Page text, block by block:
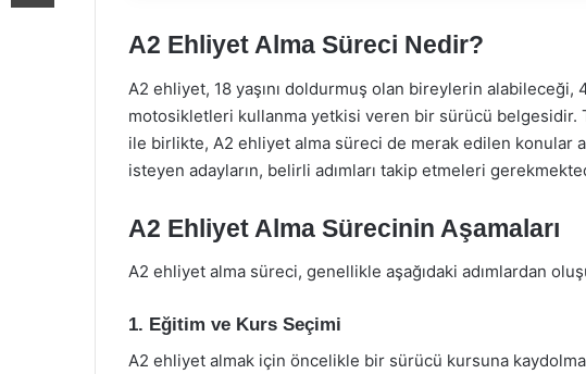
A2 Ehliyet Alma Süreci Nedir?
A2 ehliyet, 18 yaşını doldurmuş olan bireylerin
motosikletleri kullanma yetkisi veren bir sürücü belgesidir.
ile birlikte, A2 ehliyet alma süreci de merak edilen konular
isteyen adayların, belirli adımları takip etmeleri
A2 Ehliyet Alma Sürecinin Aşamaları
A2 ehliyet alma süreci, genellikle aşağıdaki adımlardan
1. Eğitim ve Kurs Seçimi
A2 ehliyet almak için öncelikle bir sürücü kursuna